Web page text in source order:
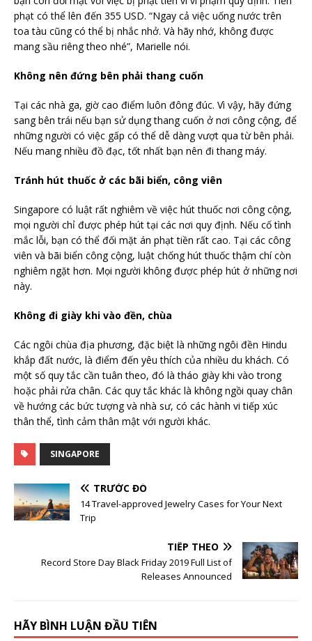
phạt có thể lên đến 355 USD. “Ngay cả việc uống nước trên
toa tàu cũng có thể bị nhắc nhở. Và hãy nhớ, không được
mang sầu riêng theo nhé”, Marielle nói.
Không nên đứng bên phải thang cuốn
Tại các nhà ga, giờ cao điểm luôn đông đúc. Vì vậy, hãy đứng
sang bên trái nếu bạn sử dụng thang cuốn ở nơi công cộng, để
những người có việc gấp có thể dễ dàng vượt qua từ bên phải.
Nếu mang nhiều đồ đạc, tốt nhất bạn nên đi thang máy.
Tránh hút thuốc ở các bãi biển, công viên
Singapore có luật rất nghiêm về việc hút thuốc nơi công cộng,
mọi người chỉ được phép hút tại các nơi quy định. Nếu cố tình
mắc lỗi, bạn có thể đối mặt án phạt tiền rất cao. Tại các công
viên và bãi biển công cộng, luật chống hút thuốc thậm chí còn
nghiêm ngặt hơn. Mọi người không được phép hút ở những nơi
này.
Không đi giày khi vào đền, chùa
Các ngôi chùa địa phương, đặc biệt là những ngôi đền Hindu
khắp đất nước, là điểm đến yêu thích của nhiều du khách. Có
một số quy tắc cần tuân theo, đó là tháo giày khi vào trong
hoặc phải rửa chân. Các quy tắc khác là không ngồi quay chân
về hướng các bức tượng và nhà sư, có các hành vi tiếp xúc
thân thể, tình cảm thân mật với người khác.
SINGAPORE
TRƯỚC ĐÓ
14 Travel-approved Jewelry Cases for Your Next
Trip
TIẾP THEO
Record Store Day Black Friday 2019 Full List of
Releases Announced
HÃY BÌNH LUẬN ĐẦU TIÊN